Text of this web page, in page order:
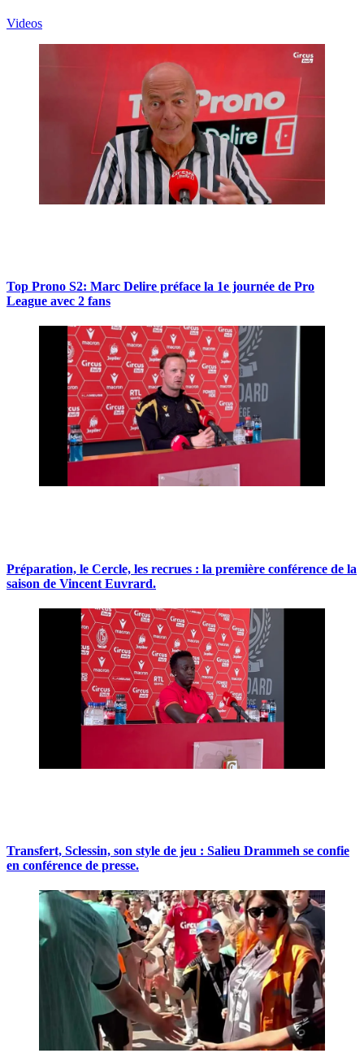
Videos
Top Prono S2: Marc Delire préface la 1e journée de Pro
League avec 2 fans
Préparation, le Cercle, les recrues : la première conférence de la
saison de Vincent Euvrard.
Transfert, Sclessin, son style de jeu : Salieu Drammeh se confie
en conférence de presse.